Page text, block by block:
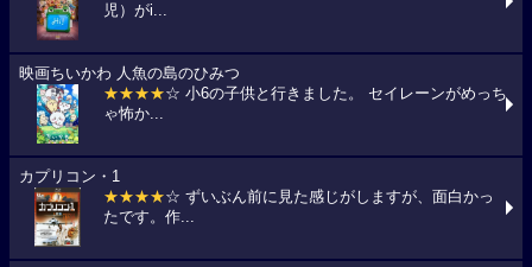
児）がi...
映画ちいかわ 人魚の島のひみつ
★★★★☆ 小6の子供と行きました。 セイレーンがめっち
ゃ怖か...
カプリコン・1
★★★★☆ ずいぶん前に見た感じがしますが、面白かっ
たです。作...